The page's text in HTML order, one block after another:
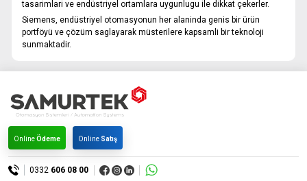
tasarimlari ve endüstriyel ortamlara uygunlugu ile dikkat çekerler.
Siemens, endüstriyel otomasyonun her alaninda genis bir ürün
portföyü ve çözüm saglayarak müsterilere kapsamli bir teknoloji
sunmaktadir.
OnlineÖdeme Online Satış
0332 606 08 00